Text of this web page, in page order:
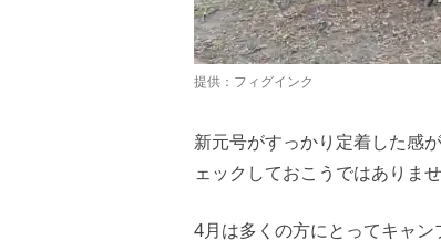
提供：フィグインク
新元号がすっかり定着した感
ェックしておこうではありま
4月は多くの方にとってキャ